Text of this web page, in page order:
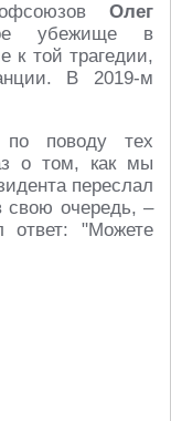
Олег
убежище в
к той трагедии,
В 2019-м
поводу тех
о том, как мы
переслал
свою очередь, –
ответ: "Можете